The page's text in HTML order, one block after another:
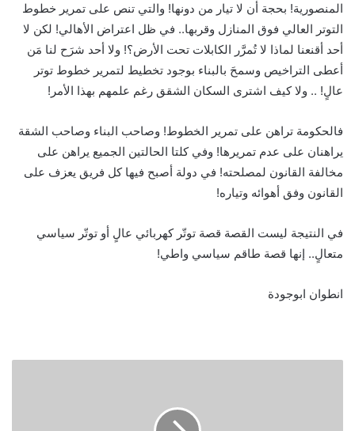
المنصورية! بحجة أن لا تيار من دونها! والتي تنص على تمرير خطوط
التوتر العالي فوق المنازل وقربها.. في ظل اعتراض الأهالي! لكن لا
أحد أقنعنا لماذا لا تُمرَّر الكابلات تحت الأرض؟! ولا أحد شرَح لنا مَن
أعطى التراخيص وسمحَ بالبناء بوجود تخطيط لتمرير خطوط توتر
عالٍ! .. ولا كيف اشترى السكان الشقق رغم علمهم بهذا الأمر!
فالحكومة تراهن على تمرير الخطوط! وصاحب البناء وصاحب الشقة
يراهنان على عدم تمريرها! وفي كلتا الحالتين الجميع يراهن على
مخالفة القانون لمصلحته! في دولة أصبح فيها كل فريق يعزف على
القانون وفق أهوائه وتياره!
في النتيجة ليست القصة قصة توتّر كهربائي عالٍ أو توتّر سياسي
متعالٍ.. إنها قصة طاقم سياسي واطي!
انطوان ابوجودة